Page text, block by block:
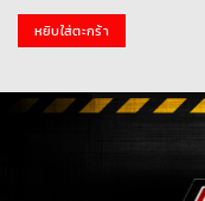
หยิบใส่ตะกร้า